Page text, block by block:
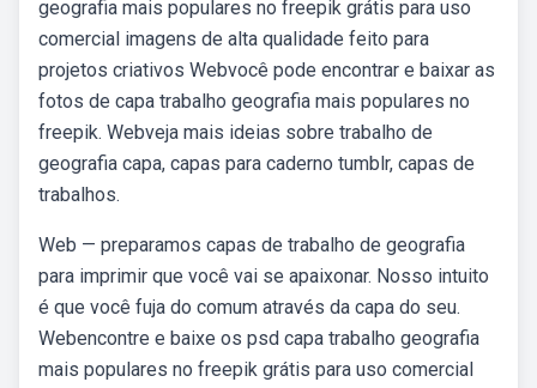
geografia mais populares no freepik grátis para uso
comercial imagens de alta qualidade feito para
projetos criativos Webvocê pode encontrar e baixar as
fotos de capa trabalho geografia mais populares no
freepik. Webveja mais ideias sobre trabalho de
geografia capa, capas para caderno tumblr, capas de
trabalhos.
Web — preparamos capas de trabalho de geografia
para imprimir que você vai se apaixonar. Nosso intuito
é que você fuja do comum através da capa do seu.
Webencontre e baixe os psd capa trabalho geografia
mais populares no freepik grátis para uso comercial